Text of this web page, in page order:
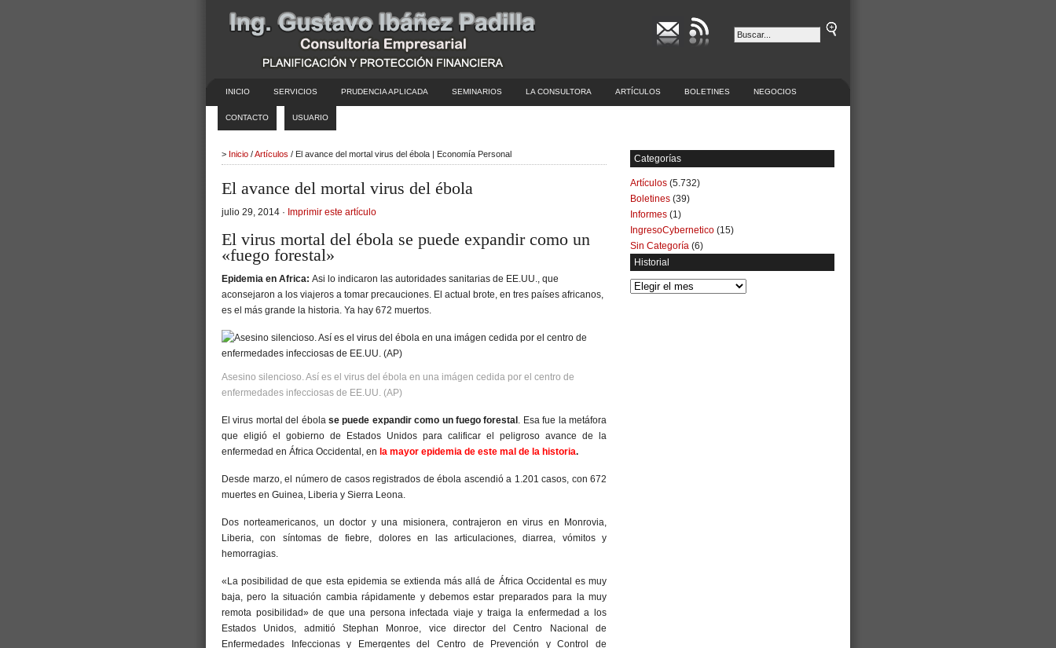
INICIO SERVICIOS PRUDENCIA APLICADA SEMINARIOS LA CONSULTORA ARTÍCULOS BOLETINES NEGOCIOS
CONTACTO USUARIO
> Inicio /Artículos / El avance del mortal virus del ébola | Economía Personal
El avance del mortal virus del ébola
julio 29, 2014 · Imprimir este artículo
El virus mortal del ébola se puede expandir como un
«fuego forestal»
Epidemia en Africa: Asi lo indicaron las autoridades sanitarias de EE.UU., que
aconsejaron a los viajeros a tomar precauciones. El actual brote, en tres países africanos,
es el más grande la historia. Ya hay 672 muertos.
Asesino silencioso. Así es el virus del ébola en una imágen cedida por el centro de
enfermedades infecciosas de EE.UU. (AP)
El virus mortal del ébolase puede expandir como un fuego forestal . Esa fue la metáfora
que eligió el gobierno de Estados Unidos para calificar el peligroso avance de la
enfermedad en África Occidental, en la mayor epidemia de este mal de la historia.
Desde marzo, el número de casos registrados de ébola ascendió a 1.201 casos, con 672
muertes en Guinea, Liberia y Sierra Leona.
Dos norteamericanos, un doctor y una misionera, contrajeron en virus en Monrovia,
Liberia, con síntomas de fiebre, dolores en las articulaciones, diarrea, vómitos y
hemorragias.
«La posibilidad de que esta epidemia se extienda más allá de África Occidental es muy
baja, pero la situación cambia rápidamente y debemos estar preparados para la muy
remota posibilidad» de que una persona infectada viaje y traiga la enfermedad a los
Estados Unidos, admitió Stephan Monroe, vice director del Centro Nacional de
Enfermedades Infeccionas y Emergentes del Centro de Prevención y Control de
Categorías
Artículos (5.732)
Boletines (39)
Informes (1)
IngresoCybernetico (15)
Sin Categoría (6)
Historial
Historial